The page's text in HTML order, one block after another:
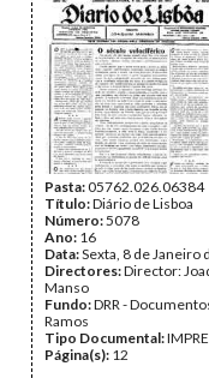
Pasta:05762.026.06384
Título:Diário de Lisboa
Número:5078
Ano: 16
Data:Sexta, 8 de Janeiro
Directores:Director:
Manso
Fundo:DRR -
Ramos
Tipo Documental:
Página(s): 12